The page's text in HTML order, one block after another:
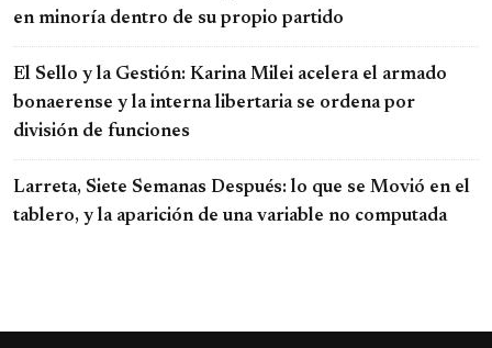
en minoría dentro de su propio partido
El Sello y la Gestión: Karina Milei acelera el armado
bonaerense y la interna libertaria se ordena por
división de funciones
Larreta, Siete Semanas Después: lo que se Movió en el
tablero, y la aparición de una variable no computada